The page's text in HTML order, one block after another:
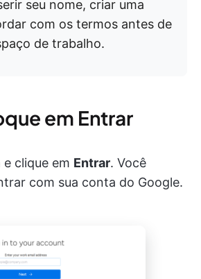
seu nome, criar uma
com os termos antes de
de trabalho.
em Entrar
e clique em Entrar. Você
com sua conta do Google.